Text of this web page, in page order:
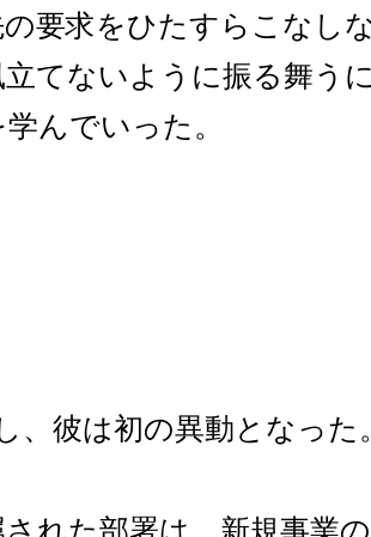
要求をひたすらこなし
てないように振る舞う
んでいった。
、彼は初の異動となった
れた部署は、新規事業